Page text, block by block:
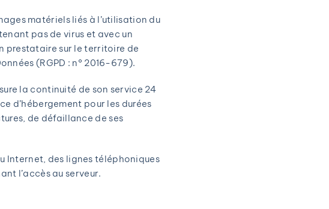
matériels liés à l’utilisation du
pas de virus et avec un
prestataire sur le territoire de
(RGPD : n° 2016-679).
la continuité de son service 24
d’hébergement pour les durées
de défaillance de ses
Internet, des lignes téléphoniques
l’accès au serveur.